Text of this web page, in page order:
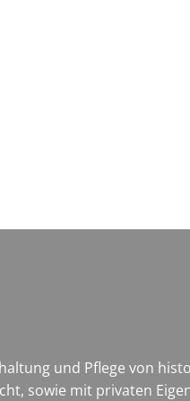
und Pflege von
sowie mit privaten